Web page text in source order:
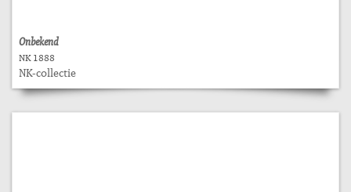
Onbekend
NK 1888
NK-collectie